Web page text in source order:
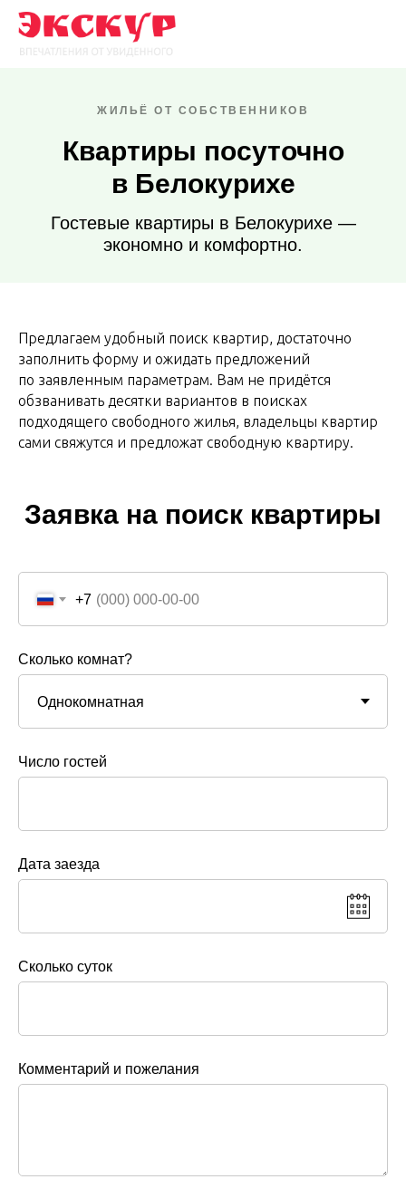
ЖИЛЬЁ ОТ СОБСТВЕННИКОВ
Квартиры посуточно
в Белокурихе
Гостевые квартиры в Белокурихе —
экономно и комфортно.
Предлагаем удобный поиск квартир, достаточно
заполнить форму и ожидать предложений
по заявленным параметрам. Вам не придётся
обзванивать десятки вариантов в поисках
подходящего свободного жилья, владельцы квартир
сами свяжутся и предложат свободную квартиру.
Заявка на поиск квартиры
+7
Сколько комнат?
Число гостей
Дата заезда
Сколько суток
Комментарий и пожелания